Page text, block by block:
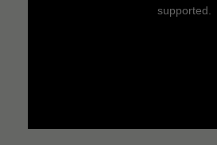
supported.